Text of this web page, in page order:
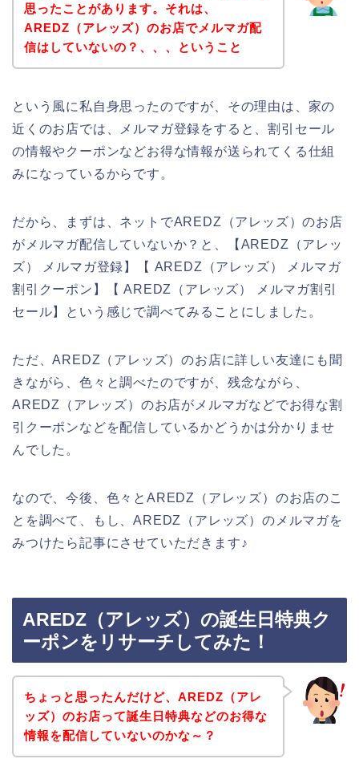
思ったことがあります。それは、
AREDZ（アレッズ）のお店でメルマガ配
信はしていないの？、、、ということ
という風に私自身思ったのですが、その理由は、家の
近くのお店では、メルマガ登録をすると、割引セール
の情報やクーポンなどお得な情報が送られてくる仕組
みになっているからです。
だから、まずは、ネットでAREDZ（アレッズ）のお店
がメルマガ配信していないか？と、【AREDZ（アレッ
ズ） メルマガ登録】【 AREDZ（アレッズ） メルマガ
割引クーポン】【 AREDZ（アレッズ） メルマガ割引
セール】という感じで調べてみることにしました。
ただ、AREDZ（アレッズ）のお店に詳しい友達にも聞
きながら、色々と調べたのですが、残念ながら、
AREDZ（アレッズ）のお店がメルマガなどでお得な割
引クーポンなどを配信しているかどうかは分かりませ
んでした。
なので、今後、色々とAREDZ（アレッズ）のお店のこ
とを調べて、もし、AREDZ（アレッズ）のメルマガを
みつけたら記事にさせていただきます♪
AREDZ（アレッズ）の誕生日特典ク
ーポンをリサーチしてみた！
ちょっと思ったんだけど、AREDZ（アレ
ッズ）のお店って誕生日特典などのお得な
情報を配信していないのかな～？